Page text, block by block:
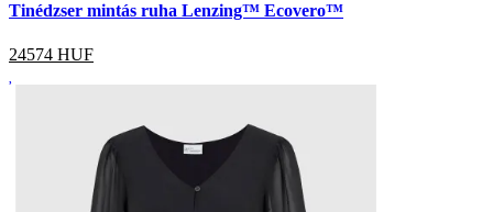
Tinédzser mintás ruha Lenzing™ Ecovero™
24574 HUF